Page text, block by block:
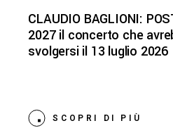
CLAUDIO BAGLIONI:
2027 il concerto che
svolgersi il 13 luglio 2026
SCOPRI DI PIÙ